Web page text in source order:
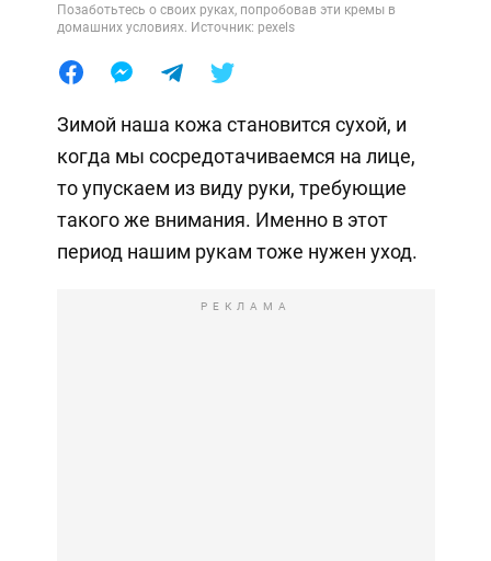
Позаботьтесь о своих руках, попробовав эти кремы в
домашних условиях. Источник: pexels
Зимой наша кожа становится сухой, и
когда мы сосредотачиваемся на лице,
то упускаем из виду руки, требующие
такого же внимания. Именно в этот
период нашим рукам тоже нужен уход.
РЕКЛАМА